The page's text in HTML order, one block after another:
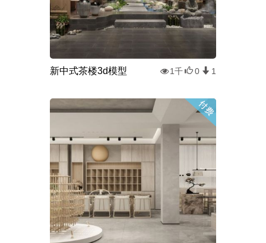
新中式茶楼3d模型 1千 0 1